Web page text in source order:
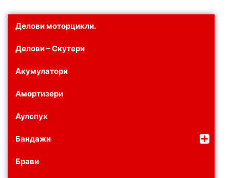
Делови моторцикли.
Делови – Скутери
Акумулатори
Амортизери
Аулспух
Бандажи
Брави